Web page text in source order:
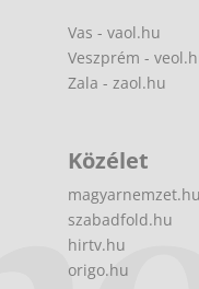
Vas - vaol.hu
Veszprém -
Zala - zaol.hu
Közélet
magyarnemzet.hu
szabadfold.hu
hirtv.hu
origo.hu